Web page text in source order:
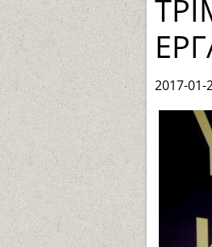
2017-01-